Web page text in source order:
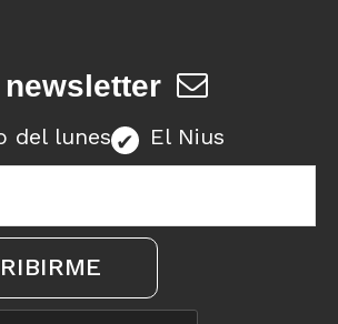
del lunes El Nius